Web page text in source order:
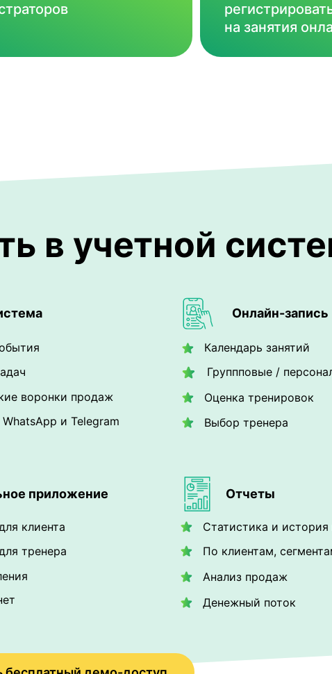
на занятия
в учетной
Онлайн-запись
воронки продаж
Отчеты
и Telegram
Календарь занятий
Группповые /
Оценка тренировок
Выбор тренера
клиента
тренера
приложение
Статистика и
По клиентам,
Денежный поток
Анализ продаж